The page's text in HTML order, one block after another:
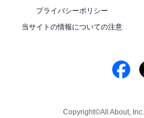
プライバシーポリシー
当サイトの情報についての注意
Copyright©All About,